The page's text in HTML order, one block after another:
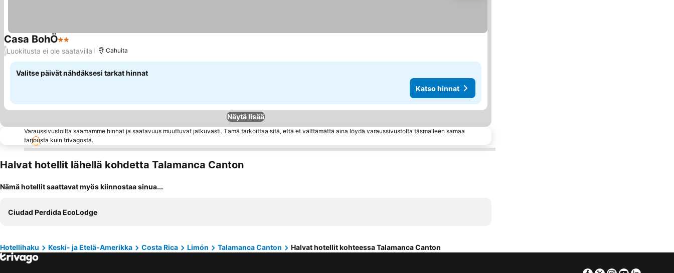
Casa BohÖ2 Tähtiluokitus
/Luokitusta ei ole saatavilla Cahuita
Valitse päivät nähdäksesi tarkat hinnat
Katso hinnat
Näytä lisää
Varaussivustoilta saamamme hinnat ja saatavuus muuttuvat jatkuvasti. Tämä tarkoittaa sitä, että et välttämättä aina löydä varaussivustolta täsmälleen samaa
tarjousta kuin trivagosta.
Halvat hotellit lähellä kohdetta Talamanca Canton
Nämä hotellit saattavat myös kiinnostaa sinua...
Ciudad Perdida EcoLodge
Hotellihaku Keski- ja Etelä-Amerikka Costa Rica Limón Talamanca Canton Halvat hotellit kohteessa Talamanca Canton